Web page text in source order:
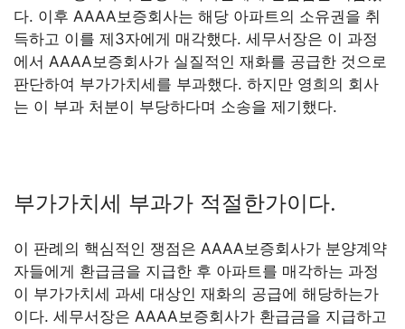
다. 이후 AAAA보증회사는 해당 아파트의 소유권을 취
득하고 이를 제3자에게 매각했다. 세무서장은 이 과정
에서 AAAA보증회사가 실질적인 재화를 공급한 것으로
판단하여 부가가치세를 부과했다. 하지만 영희의 회사
는 이 부과 처분이 부당하다며 소송을 제기했다.
부가가치세 부과가 적절한가이다.
이 판례의 핵심적인 쟁점은 AAAA보증회사가 분양계약
자들에게 환급금을 지급한 후 아파트를 매각하는 과정
이 부가가치세 과세 대상인 재화의 공급에 해당하는가
이다. 세무서장은 AAAA보증회사가 환급금을 지급하고